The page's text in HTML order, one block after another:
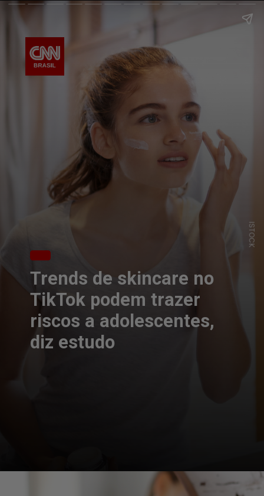
Trends de skincare no
TikTok podem trazer
riscos a adolescentes,
diz estudo
ISTOCK